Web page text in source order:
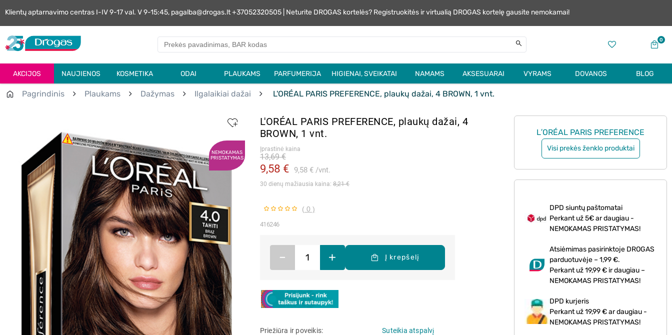
Klientų aptarnavimo centras I-IV 9-17 val. V 9-15:45, pagalba@drogas.lt +37052320505 | Neturite DROGAS kortelės? Registruokitės ir virtualią DROGAS kortelę gausite nemokamai!
0
AKCIJOS NAUJIENOS KOSMETIKA ODAI PLAUKAMS PARFUMERIJA HIGIENAI, SVEIKATAI NAMAMS AKSESUARAI VYRAMS DOVANOS BLOG
Pagrindinis Plaukams Dažymas Ilgalaikiai dažai L'ORÉAL PARIS PREFERENCE, plaukų dažai, 4 BROWN, 1 vnt.
NEMOKAMAS
PRISTATYMAS
L'ORÉAL PARIS PREFERENCE, plaukų dažai, 4
BROWN, 1 vnt.
Įprastinė kaina
9,58 € 9,58 € vnt.
13,69 €
30 dienų mažiausia kaina: 8,21 €
( 0 )
416246
– + Į krepšelį
Priežiūra ir poveikis Suteikia atspalvį
L′ORÉAL PARIS PREFERENCE
Visi prekės ženklo produktai
DPD siuntų paštomatai
Perkant už 5€ ar daugiau -
NEMOKAMAS PRISTATYMAS!
Atsiėmimas pasirinktoje DROGAS
parduotuvėje – 1,99 €.
Perkant už 19,99 € ir daugiau –
NEMOKAMAS PRISTATYMAS!
DPD kurjeris
Perkant už 19,99 € ar daugiau -
NEMOKAMAS PRISTATYMAS!